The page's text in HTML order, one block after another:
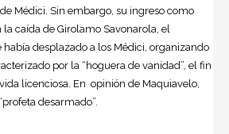
Médici. Sin embargo, su ingreso como
caída de Girolamo Savonarola, el
desplazado a los Médici, organizando
por la “hoguera de vanidad”, el fin
licenciosa. En opinión de Maquiavelo,
desarmado”.